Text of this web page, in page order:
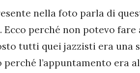
nella foto parla di
perché non potevo fare
tutti quei jazzisti era una
l’appuntamento era